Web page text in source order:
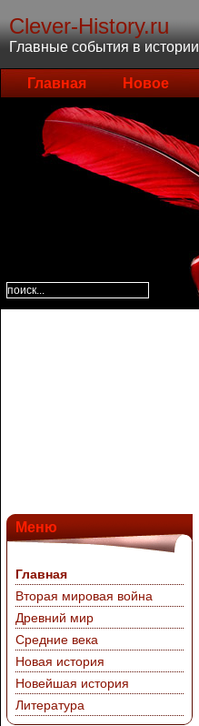
Clever-History.ru
Главные события в истории
Главная Новое
Меню
Главная
Вторая мировая война
Древний мир
Средние века
Новая история
Новейшая история
Литература